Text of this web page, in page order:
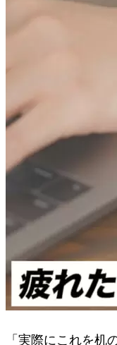
「実際にこれを机